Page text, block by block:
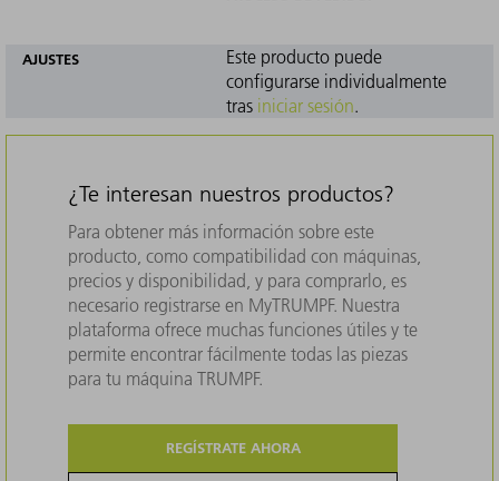
AJUSTES
Este producto puede
configurarse individualmente
tras iniciar sesión.
¿Te interesan nuestros productos?
Para obtener más información sobre este
producto, como compatibilidad con máquinas,
precios y disponibilidad, y para comprarlo, es
necesario registrarse en MyTRUMPF. Nuestra
plataforma ofrece muchas funciones útiles y te
permite encontrar fácilmente todas las piezas
para tu máquina TRUMPF.
REGÍSTRATE AHORA